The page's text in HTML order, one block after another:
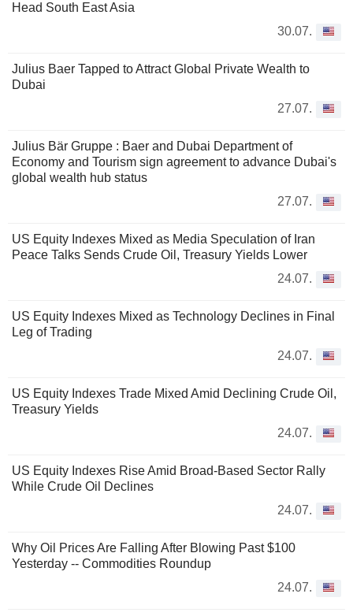
Head South East Asia
30.07.
Julius Baer Tapped to Attract Global Private Wealth to
Dubai
27.07.
Julius Bär Gruppe : Baer and Dubai Department of
Economy and Tourism sign agreement to advance Dubai's
global wealth hub status
27.07.
US Equity Indexes Mixed as Media Speculation of Iran
Peace Talks Sends Crude Oil, Treasury Yields Lower
24.07.
US Equity Indexes Mixed as Technology Declines in Final
Leg of Trading
24.07.
US Equity Indexes Trade Mixed Amid Declining Crude Oil,
Treasury Yields
24.07.
US Equity Indexes Rise Amid Broad-Based Sector Rally
While Crude Oil Declines
24.07.
Why Oil Prices Are Falling After Blowing Past $100
Yesterday -- Commodities Roundup
24.07.